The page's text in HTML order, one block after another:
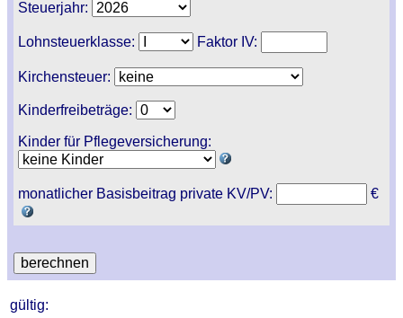
Steuerjahr:
Lohnsteuerklasse: Faktor IV:
Kirchensteuer:
Kinderfreibeträge:
Kinder für Pflegeversicherung:
monatlicher Basisbeitrag private KV/PV: €
gültig: